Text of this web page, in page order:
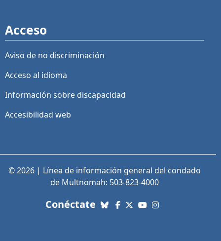
Acceso
Aviso de no discriminación
Acceso al idioma
Información sobre discapacidad
Accesibilidad web
© 2026 | Línea de información general del condado
de Multnomah: 503-823-4000
Conéctate con nosotros. Enlaces a
Bluesky
Facebook
X (Twitter)
YouTube
Instagram